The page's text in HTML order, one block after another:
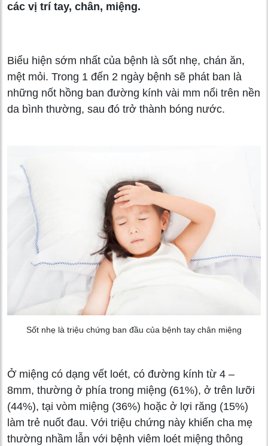
các vị trí tay, chân, miệng.
Biểu hiện sớm nhất của bệnh là sốt nhẹ, chán ăn,
mệt mỏi. Trong 1 đến 2 ngày bệnh sẽ phát ban là
những nốt hồng ban đường kính vài mm nổi trên nền
da bình thường, sau đó trở thành bóng nước.
Sốt nhẹ là triệu chứng ban đầu của bệnh tay chân miệng
Ở miệng có dạng vết loét, có đường kính từ 4 –
8mm, thường ở phía trong miệng (61%), ở trên lưỡi
(44%), tại vòm miệng (36%) hoặc ở lợi răng (15%)
làm trẻ nuốt đau. Với triệu chứng này khiến cha mẹ
thường nhầm lẫn với bệnh viêm loét miệng thông